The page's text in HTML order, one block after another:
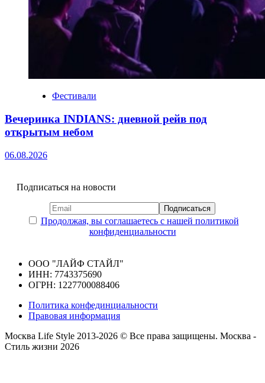
Фестивали
Вечеринка INDIANS: дневной рейв под
открытым небом
06.08.2026
Подписаться на новости
Продолжая, вы соглашаетесь с нашей политикой
конфиденциальности
ООО "ЛАЙФ СТАЙЛ"
ИНН: 7743375690
ОГРН: 1227700088406
Политика конфединциальности
Правовая информация
Москва Life Style 2013-2026 © Все права защищены. Москва -
Стиль жизни 2026